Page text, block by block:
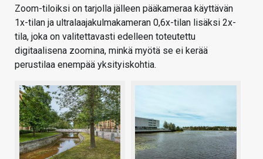
Zoom-tiloiksi on tarjolla jälleen pääkameraa käyttävän
1x-tilan ja ultralaajakulmakameran 0,6x-tilan lisäksi 2x-
tila, joka on valitettavasti edelleen toteutettu
digitaalisena zoomina, minkä myötä se ei kerää
perustilaa enempää yksityiskohtia.